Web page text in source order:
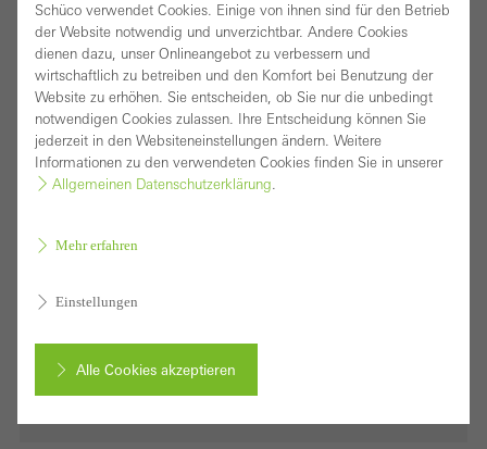
Wärmedämmwerten – ab sofort auch mit
Mitteldichtung.
Download (jpg, 2,2 MB)
Schüco verwendet Cookies. Einige von ihnen sind für den Betrieb
der Website notwendig und unverzichtbar. Andere Cookies
dienen dazu, unser Onlineangebot zu verbessern und
wirtschaftlich zu betreiben und den Komfort bei Benutzung der
Website zu erhöhen. Sie entscheiden, ob Sie nur die unbedingt
notwendigen Cookies zulassen. Ihre Entscheidung können Sie
jederzeit in den Websiteneinstellungen ändern. Weitere
Informationen zu den verwendeten Cookies finden Sie in unserer
Allgemeinen Datenschutzerklärung
Mehr erfahren
Einstellungen
Alle Cookies akzeptieren